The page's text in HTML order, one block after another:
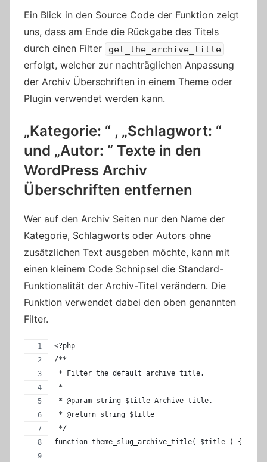
Ein Blick in den Source Code der Funktion zeigt
uns, dass am Ende die Rückgabe des Titels
durch einen Filter
get_the_archive_title
erfolgt, welcher zur nachträglichen Anpassung
der Archiv Überschriften in einem Theme oder
Plugin verwendet werden kann.
„Kategorie: “ , „Schlagwort: “
und „Autor: “ Texte in den
WordPress Archiv
Überschriften entfernen
Wer auf den Archiv Seiten nur den Name der
Kategorie, Schlagworts oder Autors ohne
zusätzlichen Text ausgeben möchte, kann mit
einen kleinem Code Schnipsel die Standard-
Funktionalität der Archiv-Titel verändern. Die
Funktion verwendet dabei den oben genannten
Filter.
<?php
/**
* Filter the default archive title.
*
* @param string $title Archive title.
* @return string $title
*/
function theme_slug_archive_title( $title ) {